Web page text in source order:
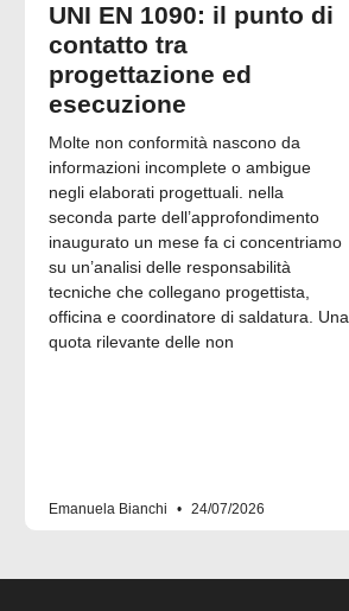
UNI EN 1090: il punto di
contatto tra
progettazione ed
esecuzione
Molte non conformità nascono da
informazioni incomplete o ambigue
negli elaborati progettuali. nella
seconda parte dell’approfondimento
inaugurato un mese fa ci concentriamo
su un’analisi delle responsabilità
tecniche che collegano progettista,
officina e coordinatore di saldatura. Una
quota rilevante delle non
Emanuela Bianchi 24/07/2026